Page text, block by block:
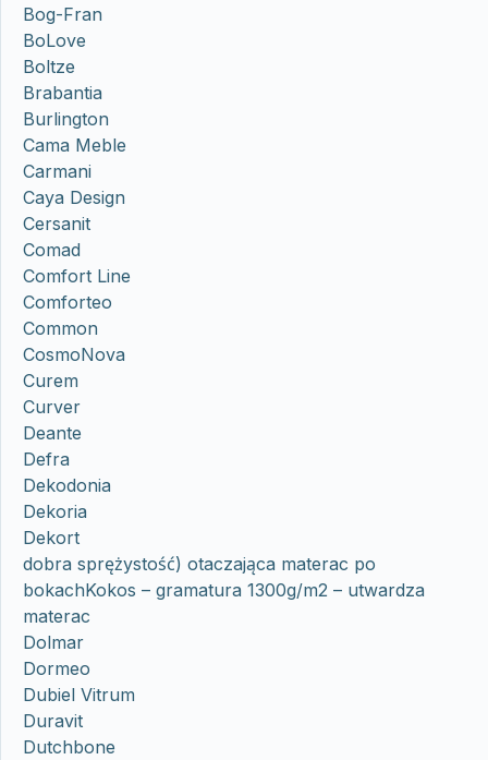
Bog-Fran
BoLove
Boltze
Brabantia
Burlington
Cama Meble
Carmani
Caya Design
Cersanit
Comad
Comfort Line
Comforteo
Common
CosmoNova
Curem
Curver
Deante
Defra
Dekodonia
Dekoria
Dekort
dobra sprężystość) otaczająca materac po
bokachKokos – gramatura 1300g/m2 – utwardza
materac
Dolmar
Dormeo
Dubiel Vitrum
Duravit
Dutchbone